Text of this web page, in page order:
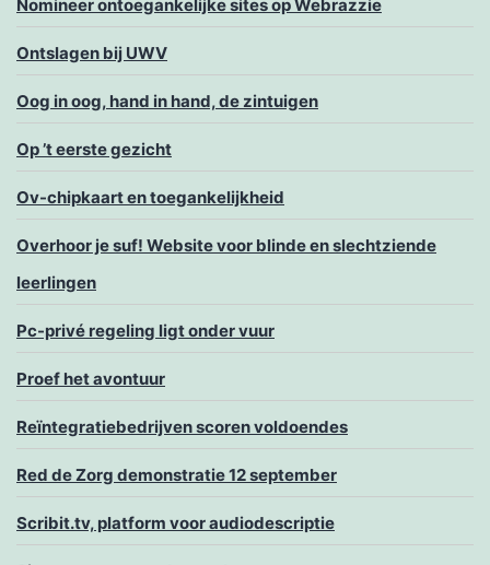
Nomineer ontoegankelijke sites op Webrazzie
Ontslagen bij UWV
Oog in oog, hand in hand, de zintuigen
Op ’t eerste gezicht
Ov-chipkaart en toegankelijkheid
Overhoor je suf! Website voor blinde en slechtziende
leerlingen
Pc-privé regeling ligt onder vuur
Proef het avontuur
Reïntegratiebedrijven scoren voldoendes
Red de Zorg demonstratie 12 september
Scribit.tv, platform voor audiodescriptie